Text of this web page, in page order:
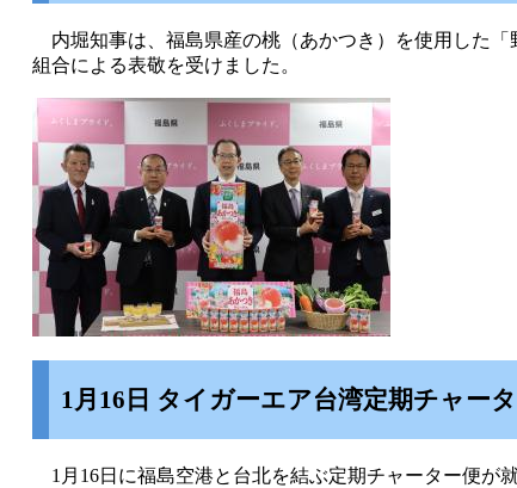
内堀知事は、福島県産の桃（あかつき）を使用した「
組合による表敬を受けました。
1月16日 タイガーエア台湾定期チャー
1月16日に福島空港と台北を結ぶ定期チャーター便が